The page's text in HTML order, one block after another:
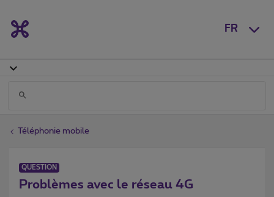
FR
Téléphonie mobile
QUESTION
Problèmes avec le réseau 4G